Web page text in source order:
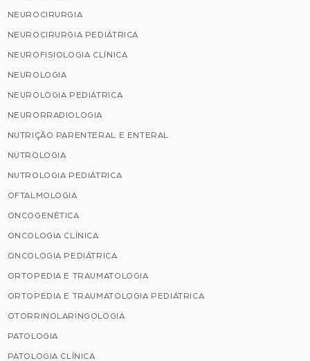
NEUROCIRURGIA
NEUROCIRURGIA PEDIÁTRICA
NEUROFISIOLOGIA CLÍNICA
NEUROLOGIA
NEUROLOGIA PEDIÁTRICA
NEURORRADIOLOGIA
NUTRIÇÃO PARENTERAL E ENTERAL
NUTROLOGIA
NUTROLOGIA PEDIÁTRICA
OFTALMOLOGIA
ONCOGENÉTICA
ONCOLOGIA CLÍNICA
ONCOLOGIA PEDIÁTRICA
ORTOPEDIA E TRAUMATOLOGIA
ORTOPEDIA E TRAUMATOLOGIA PEDIÁTRICA
OTORRINOLARINGOLOGIA
PATOLOGIA
PATOLOGIA CLÍNICA